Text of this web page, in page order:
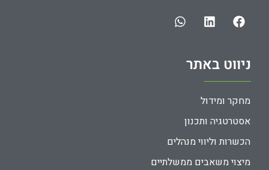
ניווט באתר
מחקר ומידול
אסטרטגיה ותכנון
הכשרות וליווי מנהלים
מיצוי משאבים ממשלתיים